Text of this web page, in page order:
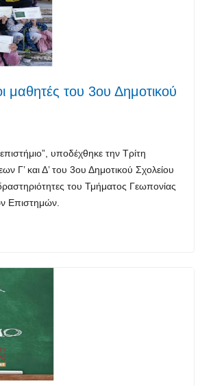
μαθητές του 3ου Δημοτικού
υποδέχθηκε την Τρίτη
Γ’ και Δ’ του 3ου Δημοτικού Σχολείου
του Τμήματος Γεωπονίας
Επιστημών.